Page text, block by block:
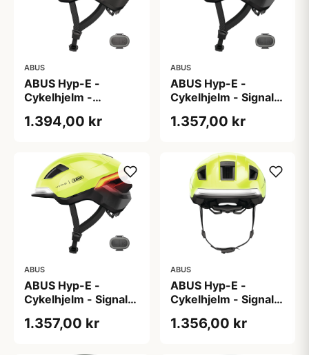
ABUS
ABUS Hyp-E -
Cykelhjelm -
/ 51-55 cm
1.394,00 kr
ABUS
ABUS Hyp-E -
Cykelhjelm - Signal
61 cm
1.357,00 kr
ABUS
ABUS Hyp-E -
Cykelhjelm - Signal
58 cm
1.357,00 kr
ABUS
ABUS Hyp-E -
Cykelhjelm - Signal
55 cm
1.356,00 kr